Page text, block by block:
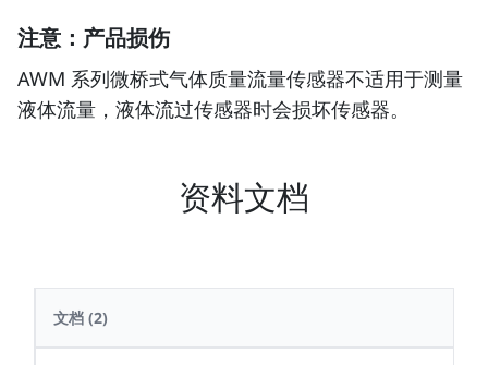
注意：产品损伤
AWM 系列微桥式气体质量流量传感器不适用于测量
液体流量，液体流过传感器时会损坏传感器。
资料文档
文档 (2)